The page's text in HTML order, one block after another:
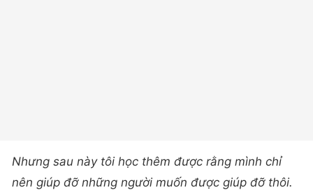
Nhưng sau này tôi học thêm được rằng mình chỉ
nên giúp đỡ những người muốn được giúp đỡ thôi.